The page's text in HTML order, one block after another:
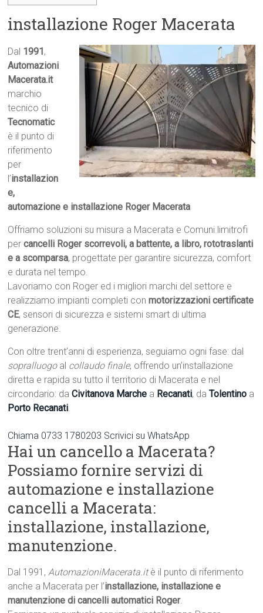
installazione Roger Macerata
Dal 1991 ,
Automazioni
Macerata.it
marchio
tecnico di
Tecnomatic
è il punto di
riferimento
per
l’installazion
e,
automazione e installazione Roger Macerata
Offriamo soluzioni su misura a Macerata e Comuni limitrofi
percancelli Roger scorrevoli, a battente, a libro, rototraslanti
e a scomparsa, progettate per garantire sicurezza, comfort
e durata nel tempo.
Lavoriamo con Roger ed i migliori marchi del settore e
realizziamo impianti completi conmotorizzazioni certificate
CE, sensori di sicurezza e sistemi smart di ultima
generazione.
Con oltre trent’anni di esperienza, seguiamo ogni fase: dal
sopralluogo al collaudo finale, offrendo un’installazione
diretta e rapida su tutto il territorio di Macerata e nel
circondario: daCivitanova Marche a Recanati, daTolentino a
Porto Recanati.
Chiama 0733 1780203 Scrivici su WhatsApp
Hai un cancello a Macerata?
Possiamo fornire servizi di
automazione e installazione
cancelli a Macerata:
installazione, installazione,
manutenzione.
Dal 1991,AutomazioniMacerata.itè il punto di riferimento
anche a Macerata per l’installazione, installazione e
manutenzione di cancelli automatici Roger.